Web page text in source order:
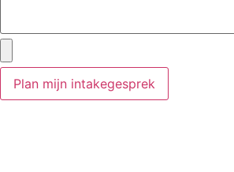
Plan mijn intakegesprek